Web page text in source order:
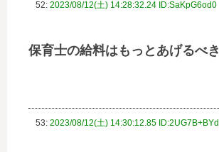
52: 2023/08/12(土) 14:28:32.24 ID:SaKpG6od0
保育士の給料はもっとあげるべき
53: 2023/08/12(土) 14:30:12.85 ID:2UG7B+BYd